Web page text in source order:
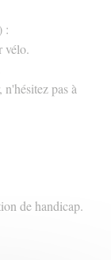
:
vélo.
n'hésitez pas à
de handicap.